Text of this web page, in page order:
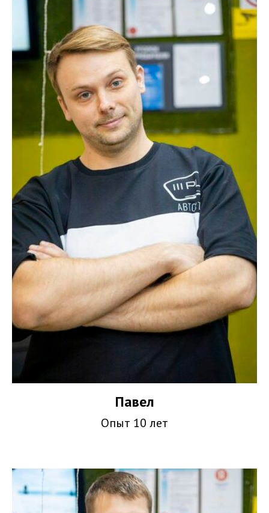
Павел
Опыт 10 лет